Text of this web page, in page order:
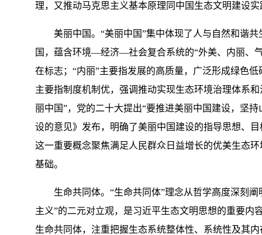
理，又推动马克思主义基本原理同中国生态文明建设
美丽中国。“美丽中国”集中体现了人与自然和谐共
国，蕴含环境—经济—社会复合系统的“外美、内丽、
在标志；“内丽”主要指发展的高质量，广泛形成绿色
主要指制度机制优，强调推动实现生态环境治理体系
丽中国”，党的二十大提出“要推进美丽中国建设，坚
设的意见》发布，明确了美丽中国建设的指导思想、
这一重要概念聚焦满足人民群众日益增长的优美生态
基础。
生命共同体。“生命共同体”理念从哲学高度深刻阐
主义”的二元对立观，是习近平生态文明思想的重要
生命共同体，注重把握生态系统整体性、系统性及其